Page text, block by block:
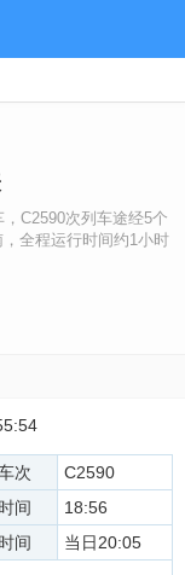
C2590次列车途经5个
全程运行时间约1小时
次
C2590
间
18:56
间
当日20:05